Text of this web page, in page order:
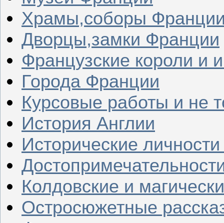
Храмы,соборы
Дворцы,замки Франции
Французские короли и
Города Франции
Курсовые работы и не
История Англии
Исторические
Колдовские и
Остросюжетные